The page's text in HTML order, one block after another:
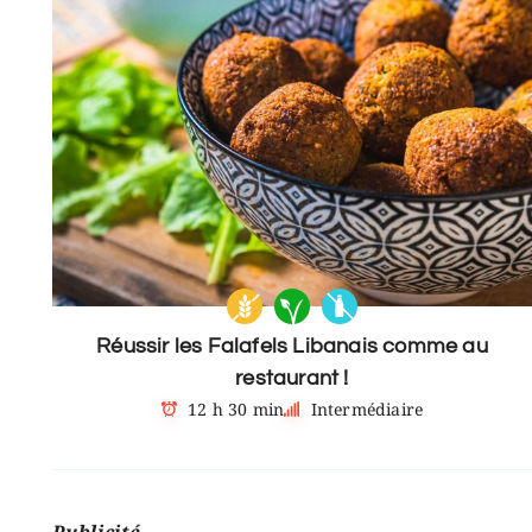
Réussir les Falafels Libanais comme au
restaurant !
12 h 30 min
Intermédiaire